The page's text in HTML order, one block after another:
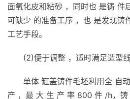
面氧化皮和粘砂 ，同时也 是铸 件
可缺少 的准备工序 ，也 是发现铸
工艺手段。
(2)便于调整 ，适时满足造型
单体 缸盖铸件毛坯利用全 自
产 ，最 大 生 产 率 800 件 /h，